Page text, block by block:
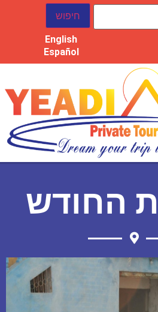
English
Español
החודש